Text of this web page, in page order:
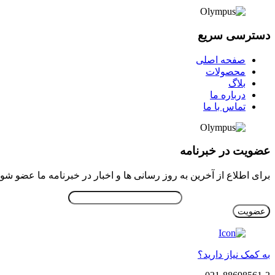
دسترسی سریع
صفحه اصلی
محصولات
بلاگ
درباره ما
تماس با ما
عضویت در خبرنامه
برای اطلاع از آخرین به روز رسانی ها و اخبار در خبرنامه ما عضو
به کمک نیاز دارید؟